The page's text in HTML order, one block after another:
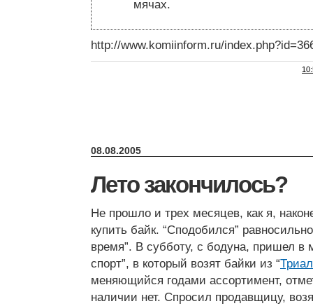
мячах.
http://www.komiinform.ru/
08.08.2005
Лето закончилось?
Не прошло и трех месяцев, как я,
купить байк. “Сподобился”
время”. В субботу, с бодуна, пришел в
спорт”, в который возят байки из “
меняющийся годами ассортимент,
наличии нет. Спросил продавщицу,